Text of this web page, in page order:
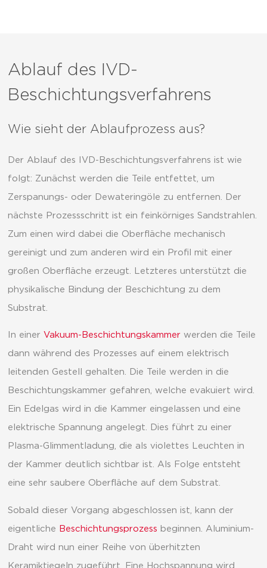
Ablauf des IVD-
Beschichtungsverfahrens
Wie sieht der Ablaufprozess aus?
Der Ablauf des IVD-Beschichtungsverfahrens ist wie
folgt: Zunächst werden die Teile entfettet, um
Zerspanungs- oder Dewateringöle zu entfernen. Der
nächste Prozessschritt ist ein feinkörniges Sandstrahlen.
Zum einen wird dabei die Oberfläche mechanisch
gereinigt und zum anderen wird ein Profil mit einer
großen Oberfläche erzeugt. Letzteres unterstützt die
physikalische Bindung der Beschichtung zu dem
Substrat.
In einer Vakuum-Beschichtungskammer werden die Teile
dann während des Prozesses auf einem elektrisch
leitenden Gestell gehalten. Die Teile werden in die
Beschichtungskammer gefahren, welche evakuiert wird.
Ein Edelgas wird in die Kammer eingelassen und eine
elektrische Spannung angelegt. Dies führt zu einer
Plasma-Glimmentladung, die als violettes Leuchten in
der Kammer deutlich sichtbar ist. Als Folge entsteht
eine sehr saubere Oberfläche auf dem Substrat.
Sobald dieser Vorgang abgeschlossen ist, kann der
eigentliche Beschichtungsprozess beginnen. Aluminium-
Draht wird nun einer Reihe von überhitzten
Keramiktiegeln zugeführt. Eine Hochspannung wird